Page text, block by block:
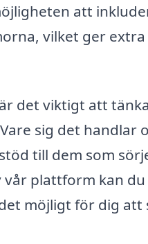
att
vilket ger
det viktigt att
sig det handlar
till dem som
plattform kan
möjligt för dig att